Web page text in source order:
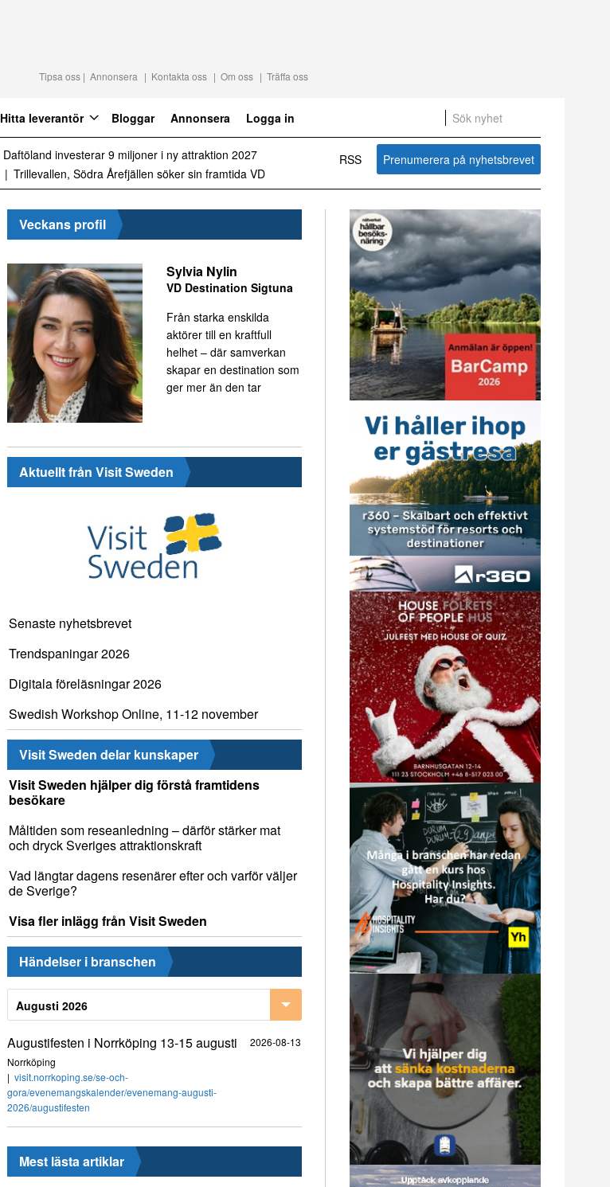
Tipsa oss Annonsera Kontakta oss Om oss Träffa oss
Hitta leverantör Bloggar Annonsera Logga in
Sammanfattning av nyheter om svensk besöksnäring vecka 31 2026
RSS Prenumerera på nyhetsbrevet
Veckans profil
Sylvia Nylin
VD Destination Sigtuna
Från starka enskilda
aktörer till en kraftfull
helhet – där samverkan
skapar en destination som
ger mer än den tar
Aktuellt från Visit Sweden
Senaste nyhetsbrevet
Trendspaningar 2026
Digitala föreläsningar 2026
Swedish Workshop Online, 11-12 november
Visit Sweden delar kunskaper
Visit Sweden hjälper dig förstå framtidens
besökare
Måltiden som reseanledning – därför stärker mat
och dryck Sveriges attraktionskraft
Vad längtar dagens resenärer efter och varför väljer
de Sverige?
Visa fler inlägg från Visit Sweden
Händelser i branschen
Augusti 2026
Augustifesten i Norrköping 13-15 augusti
2026-08-13
Norrköping
visit.norrkoping.se/se-och-
gora/evenemangskalender/evenemang-augusti-
2026/augustifesten
Mest lästa artiklar